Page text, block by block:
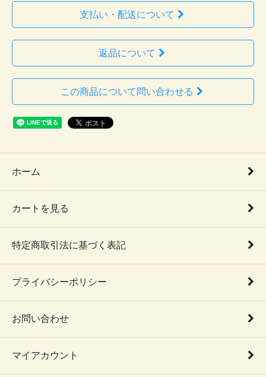
支払い・配送について
返品について
この商品について問い合わせる
ホーム
カートを見る
特定商取引法に基づく表記
プライバシーポリシー
お問い合わせ
マイアカウント